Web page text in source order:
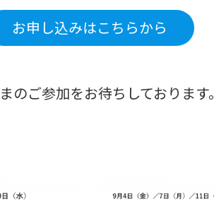
お申し込みはこちらから
のご参加をお待ちしております。